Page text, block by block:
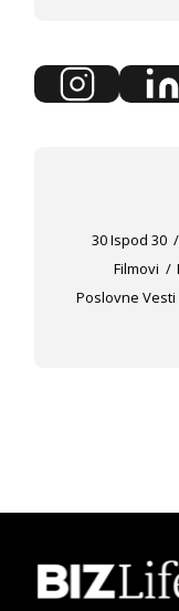
30 Ispod 30
Filmovi
Poslovne Vesti